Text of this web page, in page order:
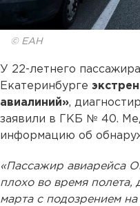
© ЕАН
У 22-летнего
Екатеринбурге
авиалиний»,
заявили в ГКБ № 40.
информацию об
«Пассажир авиарейса
плохо во время полета,
марта с подозрением